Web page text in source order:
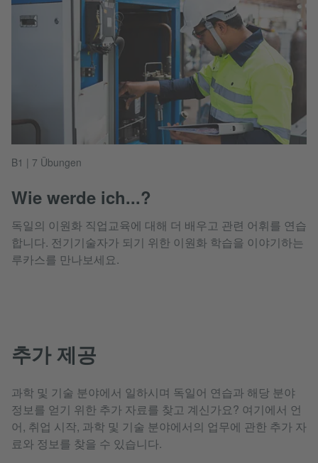
B1 | 7 Übungen
Wie werde ich...?
독일의 이원화 직업교육에 대해 더 배우고 관련 어휘를 연습
합니다. 전기기술자가 되기 위한 이원화 학습을 이야기하는
루카스를 만나보세요.
추가 제공
과학 및 기술 분야에서 일하시며 독일어 연습과 해당 분야
정보를 얻기 위한 추가 자료를 찾고 계신가요? 여기에서 언
어, 취업 시작, 과학 및 기술 분야에서의 업무에 관한 추가 자
료와 정보를 찾을 수 있습니다.